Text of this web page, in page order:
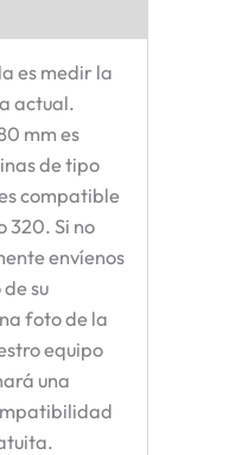
es medir la
actual.
mm es
de tipo
compatible
320. Si no
envíenos
su
foto de la
equipo
una